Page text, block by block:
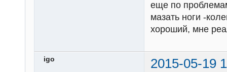
еще по
мазать ноги -
хороший, мне
igo 2015-05-19